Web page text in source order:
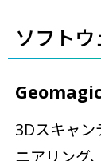
ソフトウ
3Dスキャン